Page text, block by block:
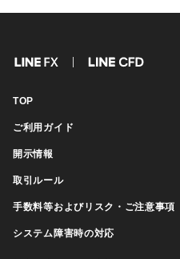
TOP
ご利用ガイド
開示情報
取引ルール
手数料等およびリスク・ご注意事項
システム障害時の対応